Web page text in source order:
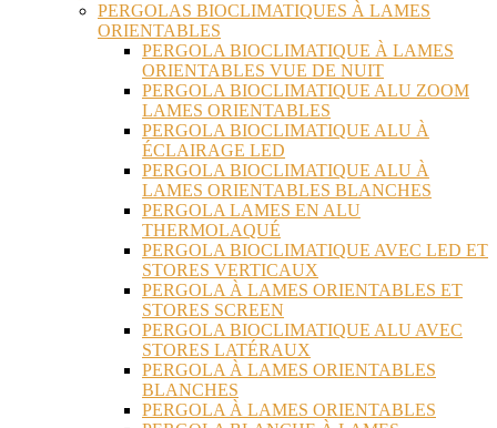
PERGOLAS BIOCLIMATIQUES À LAMES
ORIENTABLES
PERGOLA BIOCLIMATIQUE À LAMES
ORIENTABLES VUE DE NUIT
PERGOLA BIOCLIMATIQUE ALU ZOOM
LAMES ORIENTABLES
PERGOLA BIOCLIMATIQUE ALU À
ÉCLAIRAGE LED
PERGOLA BIOCLIMATIQUE ALU À
LAMES ORIENTABLES BLANCHES
PERGOLA LAMES EN ALU
THERMOLAQUÉ
PERGOLA BIOCLIMATIQUE AVEC LED ET
STORES VERTICAUX
PERGOLA À LAMES ORIENTABLES ET
STORES SCREEN
PERGOLA BIOCLIMATIQUE ALU AVEC
STORES LATÉRAUX
PERGOLA À LAMES ORIENTABLES
BLANCHES
PERGOLA À LAMES ORIENTABLES